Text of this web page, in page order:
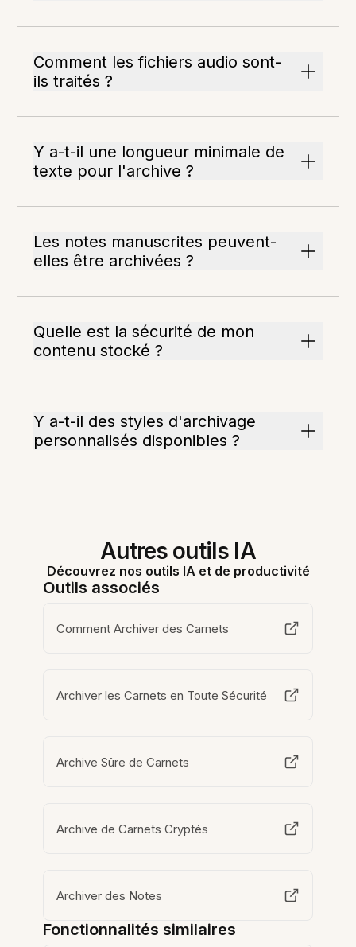
Comment les fichiers audio sont-
ils traités ?
Y a-t-il une longueur minimale de
texte pour l'archive ?
Les notes manuscrites peuvent-
elles être archivées ?
Quelle est la sécurité de mon
contenu stocké ?
Y a-t-il des styles d'archivage
personnalisés disponibles ?
Autres outils IA
Découvrez nos outils IA et de productivité
Outils associés
Comment Archiver des Carnets
Archiver les Carnets en Toute Sécurité
Archive Sûre de Carnets
Archive de Carnets Cryptés
Archiver des Notes
Fonctionnalités similaires